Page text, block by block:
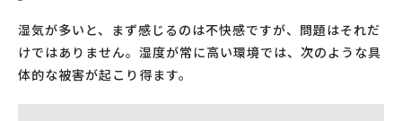
湿気が多いと、まず感じるのは不快感ですが、問題はそれだ
けではありません。湿度が常に高い環境では、次のような具
体的な被害が起こり得ます。